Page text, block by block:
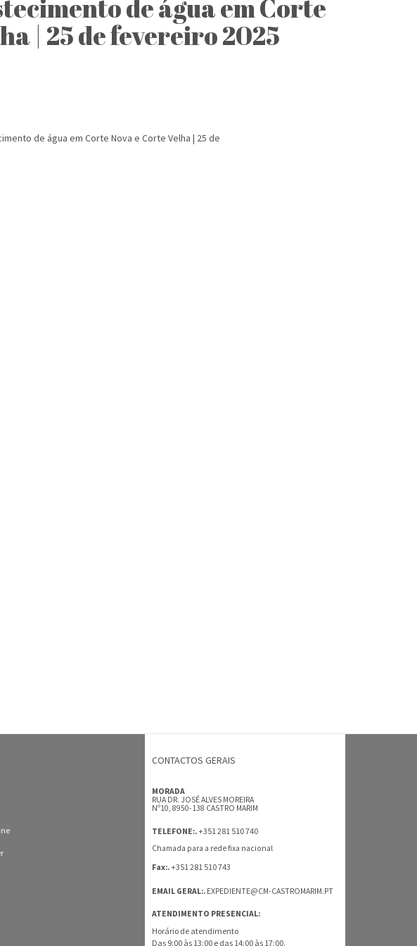
de água em Corte
| 25 de fevereiro 2025
de água em Corte Nova e Corte Velha | 25 de
CONTACTOS GERAIS
MORADA
RUA DR. JOSÉ ALVES MOREIRA
Nº10, 8950-138 CASTRO MARIM
TELEFONE:.+351 281 510 740
Chamada para a rede fixa nacional
Fax:.+351 281 510 743
EMAIL GERAL:. EXPEDIENTE@CM-CASTROMARIM.PT
ATENDIMENTO PRESENCIAL:
Horário de atendimento
Das 9:00 às 13:00 e das 14:00 às 17:00.